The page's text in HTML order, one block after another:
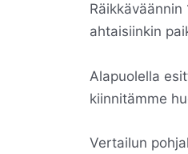
ahtaisiinkin
Alapuolella
kiinnitämme
Vertailun